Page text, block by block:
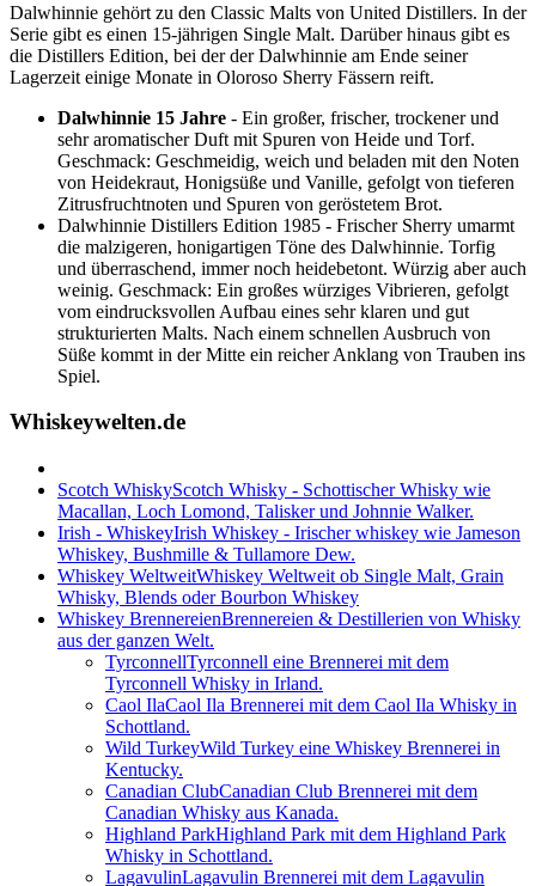
Dalwhinnie gehört zu den Classic Malts von United Distillers. In der
Serie gibt es einen 15-jährigen Single Malt. Darüber hinaus gibt es
die Distillers Edition, bei der der Dalwhinnie am Ende seiner
Lagerzeit einige Monate in Oloroso Sherry Fässern reift.
Dalwhinnie 15 Jahre - Ein großer, frischer, trockener und
sehr aromatischer Duft mit Spuren von Heide und Torf.
Geschmack: Geschmeidig, weich und beladen mit den Noten
von Heidekraut, Honigsüße und Vanille, gefolgt von tieferen
Zitrusfruchtnoten und Spuren von geröstetem Brot.
Dalwhinnie Distillers Edition 1985 - Frischer Sherry umarmt
die malzigeren, honigartigen Töne des Dalwhinnie. Torfig
und überraschend, immer noch heidebetont. Würzig aber auch
weinig. Geschmack: Ein großes würziges Vibrieren, gefolgt
vom eindrucksvollen Aufbau eines sehr klaren und gut
strukturierten Malts. Nach einem schnellen Ausbruch von
Süße kommt in der Mitte ein reicher Anklang von Trauben ins
Spiel.
Whiskeywelten.de
Scotch WhiskyScotch Whisky - Schottischer Whisky wie
Macallan, Loch Lomond, Talisker und Johnnie Walker.
Irish - WhiskeyIrish Whiskey - Irischer whiskey wie Jameson
Whiskey, Bushmille & Tullamore Dew.
Whiskey WeltweitWhiskey Weltweit ob Single Malt, Grain
Whisky, Blends oder Bourbon Whiskey
Whiskey BrennereienBrennereien & Destillerien von Whisky
aus der ganzen Welt.
TyrconnellTyrconnell eine Brennerei mit dem
Tyrconnell Whisky in Irland.
Caol IlaCaol Ila Brennerei mit dem Caol Ila Whisky in
Schottland.
Wild TurkeyWild Turkey eine Whiskey Brennerei in
Kentucky.
Canadian ClubCanadian Club Brennerei mit dem
Canadian Whisky aus Kanada.
Highland ParkHighland Park mit dem Highland Park
Whisky in Schottland.
LagavulinLagavulin Brennerei mit dem Lagavulin